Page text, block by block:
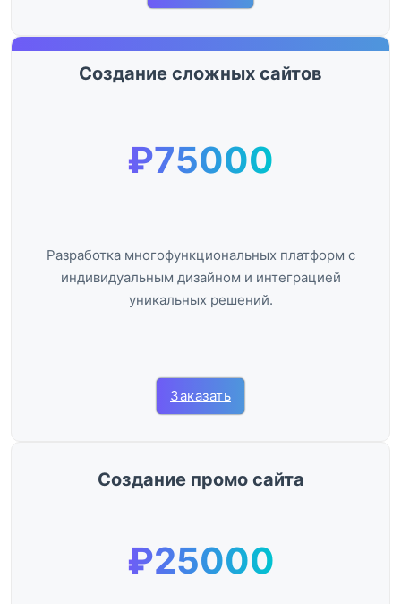
Создание сложных сайтов
₽75000
Разработка многофункциональных платформ с
индивидуальным дизайном и интеграцией
уникальных решений.
Заказать
Создание промо сайта
₽25000